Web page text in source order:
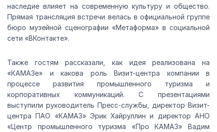
наследие влияет на современную культуру и общество.
Прямая трансляция встречи велась в официальной группе
бюро музейной сценографии «Метаформа» в социальной
сети «ВКонтакте».
Также гостям рассказали, как идея реализована на
«КАМАЗе» и какова роль Визит-центра компании в
процессе развития промышленного туризма и
корпоративных коммуникаций. С презентациями
выступили руководитель Пресс-службы, директор Визит-
центра ПАО «КАМАЗ» Эрик Хайруллин и директор АНО
«Центр промышленного туризма «Про КАМАЗ» Вадим